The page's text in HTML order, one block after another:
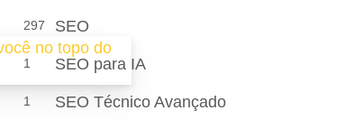
297 SEO
1 SEO para IA
1 SEO Técnico Avançado